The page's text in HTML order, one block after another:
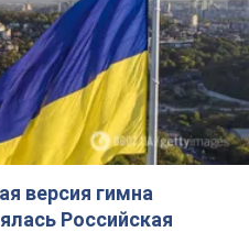
версия гимна
Российская